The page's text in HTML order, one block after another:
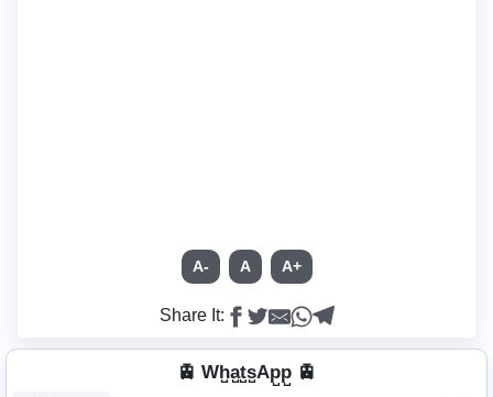
A- A A+
Share It:
🚊 Wh̺a̺t̺s̺Ap̺p̺ 🚊